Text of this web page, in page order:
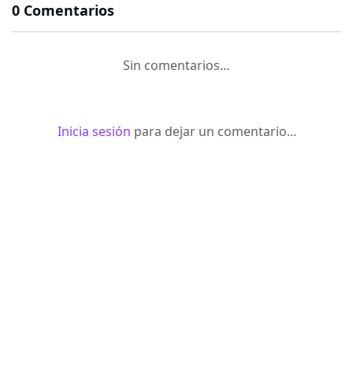
0 Comentarios
Sin comentarios…
Inicia sesión para dejar un comentario...